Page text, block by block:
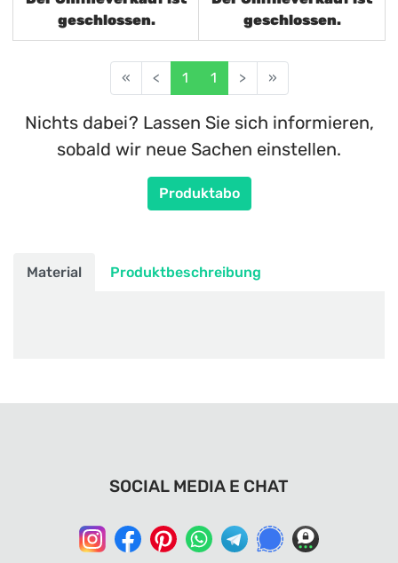
geschlossen.
geschlossen.
« < 1 1 > »
Nichts dabei? Lassen Sie sich informieren,
sobald wir neue Sachen einstellen.
Produktabo
Material Produktbeschreibung
SOCIAL MEDIA E CHAT